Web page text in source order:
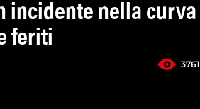
incidente nella curva
feriti
3761